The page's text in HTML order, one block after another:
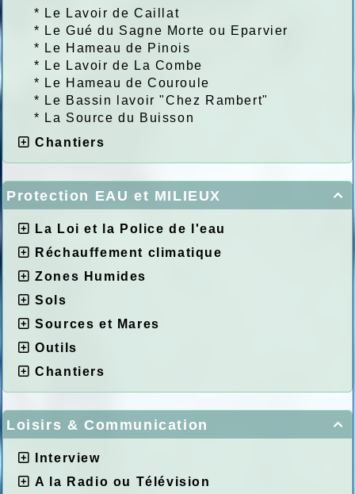
* Le Lavoir de Caillat
* Le Gué du Sagne Morte ou Eparvier
* Le Hameau de Pinois
* Le Lavoir de La Combe
* Le Hameau de Couroule
* Le Bassin lavoir "Chez Rambert"
* La Source du Buisson
Chantiers

Protection EAU et MILIEUX
La Loi et la Police de l'eau
Réchauffement climatique
Zones Humides
Sols
Sources et Mares
Outils
Chantiers

Loisirs & Communication
Interview
A la Radio ou Télévision